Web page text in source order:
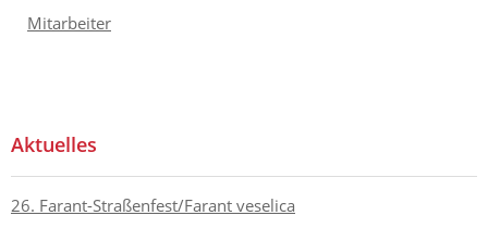
Mitarbeiter
Aktuelles
26. Farant-Straßenfest/Farant veselica